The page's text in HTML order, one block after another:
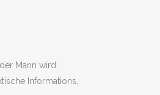
Mann wird
Informations,